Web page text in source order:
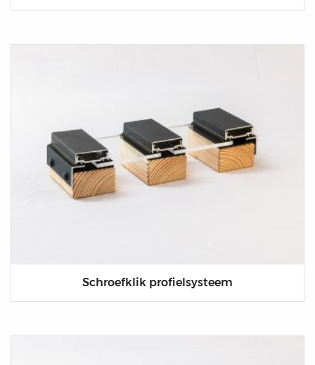
Schroefklik profielsysteem